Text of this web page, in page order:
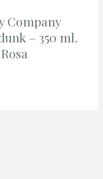
Company
– 350 ml.